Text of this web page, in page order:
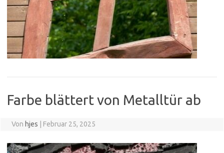
Farbe blättert von Metalltür ab
Von hjes Februar 25, 2025